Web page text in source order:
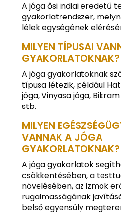
A jóga ősi indiai eredetű
gyakorlatrendszer,
lélek egységének
MILYEN TÍPUSAI
GYAKORLATOKNAK?
A jóga gyakorlatoknak
típusa létezik, például
jóga, Vinyasa jóga,
stb.
MILYEN
VANNAK A JÓGA
GYAKORLATOKNAK?
A jóga gyakorlatok
csökkentésében, a
növelésében, az izmok
rugalmasságának
belső egyensúly